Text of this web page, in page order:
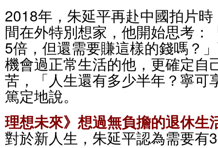
2018年，朱延平再赴中國拍片
間在外特別想家，他開始思考：
5倍，但還需要賺這樣的錢嗎？
機會過正常生活的他，更確定自
苦，「人生還有多少半年？寧可
篤定地說。
理想未來》想過無負擔的退休
對於新人生，朱延平認為需要有